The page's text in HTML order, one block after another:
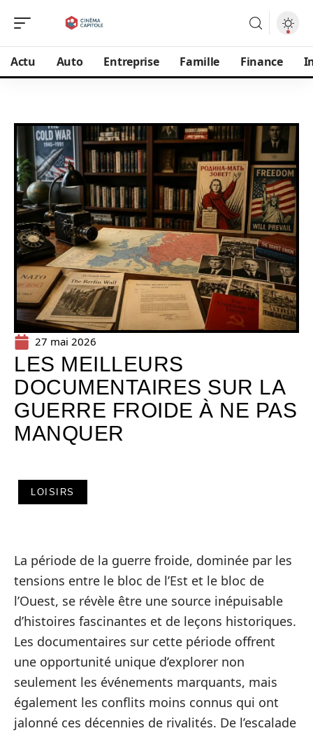
Actu Auto Entreprise Famille Finance
27 mai 2026
LES MEILLEURS
DOCUMENTAIRES SUR LA
GUERRE FROIDE À NE PAS
MANQUER
LOISIRS
La période de la guerre froide, dominée par les
tensions entre le bloc de l’Est et le bloc de
l’Ouest, se révèle être une source inépuisable
d’histoires fascinantes et de leçons historiques.
Les documentaires sur cette période offrent
une opportunité unique d’explorer non
seulement les événements marquants, mais
également les conflits moins connus qui ont
jalonné ces décennies de rivalités. De l’escalade